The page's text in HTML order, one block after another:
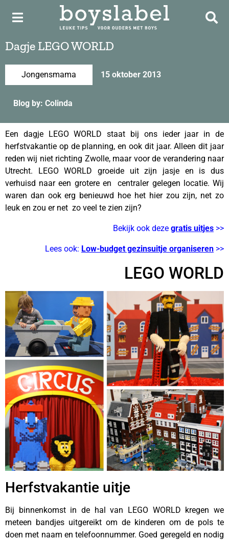
Dagje LEGO WORLD
Jongensmama 15 oktober 2013
Blog by: Colinda
Een dagje LEGO WORLD staat bij ons ieder jaar in de
herfstvakantie op de planning, en ook dit jaar. Alleen dit jaar
reden wij niet richting Zwolle, maar voor de verandering naar
Utrecht. LEGO WORLD groeide uit zijn jasje en is dus
verhuisd naar een grotere en centraler gelegen locatie. Wij
waren dan ook erg benieuwd hoe het hier zou zijn, net zo
leuk en zou er net zo veel te zien zijn?
Bekijk ook deze gratis uitjes >>
Lees ook: Low-budget gezinsuitje organiseren >>
LEGO WORLD
Herfstvakantie uitje
Bij binnenkomst in de hal van LEGO WORLD kregen we
meteen bandjes uitgereikt om de kinderen om de pols te
doen met naam en telefoonnummer. Goed geregeld en nodig